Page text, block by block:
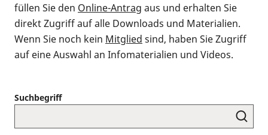
füllen Sie den Online-Antrag aus und erhalten Sie
direkt Zugriff auf alle Downloads und Materialien.
Wenn Sie noch kein Mitglied sind, haben Sie Zugriff
auf eine Auswahl an Infomaterialien und Videos.
Suchbegriff